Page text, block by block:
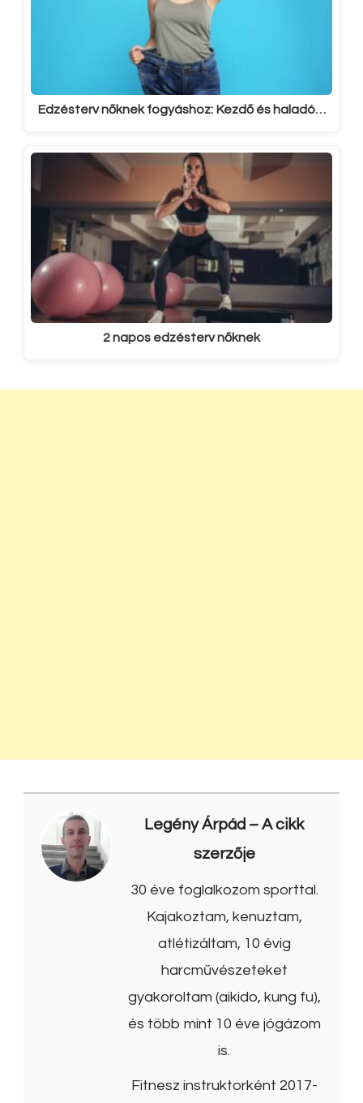
Edzésterv nőknek fogyáshoz: Kezdő és haladó…
2 napos edzésterv nőknek
Legény Árpád – A cikk
szerzője
30 éve foglalkozom sporttal.
Kajakoztam, kenuztam,
atlétizáltam, 10 évig
harcművészeteket
gyakoroltam (aikido, kung fu),
és több mint 10 éve jógázom
is.
Fitnesz instruktorként 2017-